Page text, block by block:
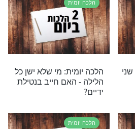
הלכה יומית
הלכה יומית – אכילת אורז
בפסח